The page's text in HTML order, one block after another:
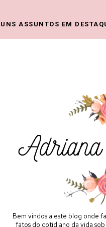
ASSUNTOS EM
Bem vindos a este blog onde
fatos do cotidiano da vida